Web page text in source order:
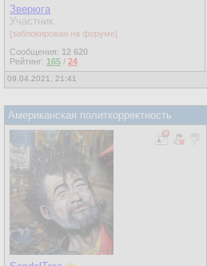
Зверюга
Участник
[заблокирован на форуме]
Сообщения: 12 620
Рейтинг: 165 / 24
09.04.2021, 21:41
Американская политкорректность